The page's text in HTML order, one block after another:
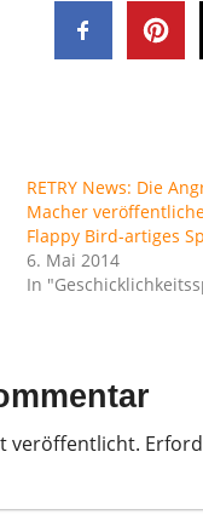
RETRY News: Die
Macher
Flappy Bird-artiges
6. Mai 2014
In
veröffentlicht.